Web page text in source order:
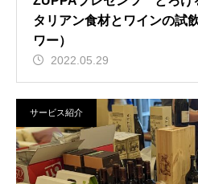
タリアン食材とワインの試
ワー）
2022.05.29
サービス紹介